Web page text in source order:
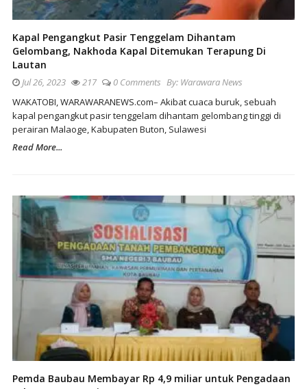
Kapal Pengangkut Pasir Tenggelam Dihantam
Gelombang, Nakhoda Kapal Ditemukan Terapung Di
Lautan
Jul 26, 2023 217 0 Comments By: Warawara News
WAKATOBI, WARAWARANEWS.com– Akibat cuaca buruk, sebuah
kapal pengangkut pasir tenggelam dihantam gelombang tinggi di
perairan Malaoge, Kabupaten Buton, Sulawesi
Read More...
Pemda Baubau Membayar Rp 4,9 miliar untuk Pengadaan